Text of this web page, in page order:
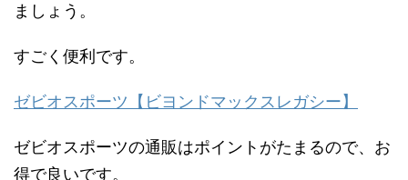
ましょう。
すごく便利です。
ゼビオスポーツ【ビヨンドマックスレガシー】
ゼビオスポーツの通販はポイントがたまるので、お
得で良いです。